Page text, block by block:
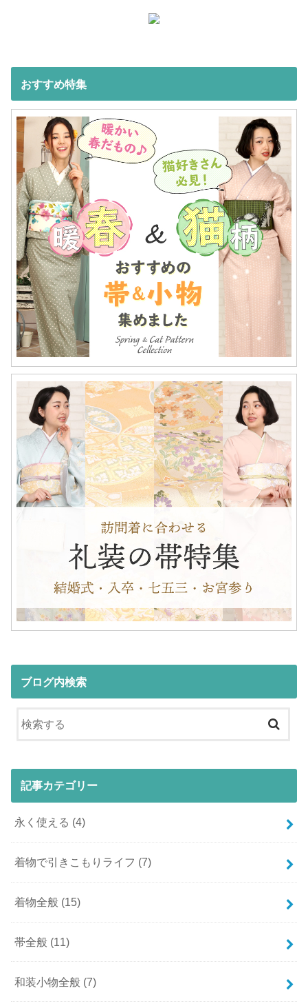
おすすめ特集
ブログ内検索
記事カテゴリー
永く使える (4)
着物で引きこもりライフ (7)
着物全般 (15)
帯全般 (11)
和装小物全般 (7)